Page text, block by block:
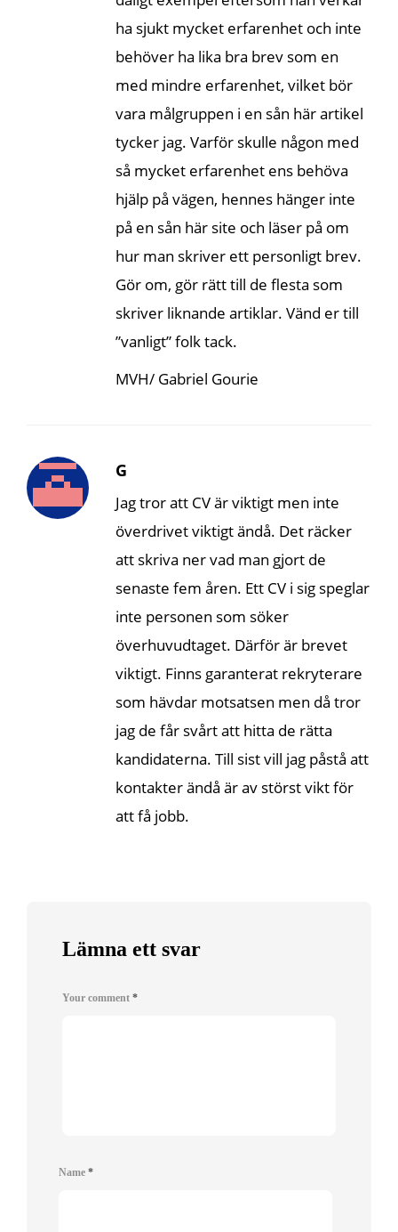
ha sjukt mycket erfarenhet och inte
behöver ha lika bra brev som en
med mindre erfarenhet, vilket bör
vara målgruppen i en sån här artikel
tycker jag. Varför skulle någon med
så mycket erfarenhet ens behöva
hjälp på vägen, hennes hänger inte
på en sån här site och läser på om
hur man skriver ett personligt brev.
Gör om, gör rätt till de flesta som
skriver liknande artiklar. Vänd er till
”vanligt” folk tack.
MVH/ Gabriel Gourie
G
Jag tror att CV är viktigt men inte
överdrivet viktigt ändå. Det räcker
att skriva ner vad man gjort de
senaste fem åren. Ett CV i sig speglar
inte personen som söker
överhuvudtaget. Därför är brevet
viktigt. Finns garanterat rekryterare
som hävdar motsatsen men då tror
jag de får svårt att hitta de rätta
kandidaterna. Till sist vill jag påstå att
kontakter ändå är av störst vikt för
att få jobb.
Lämna ett svar
Your comment *
Name *